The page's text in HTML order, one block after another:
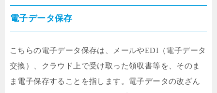
電子データ保存
こちらの電子データ保存は、メールやEDI（電子データ
交換）、クラウド上で受け取った領収書等を、そのま
ま電子保存することを指します。電子データの改ざん